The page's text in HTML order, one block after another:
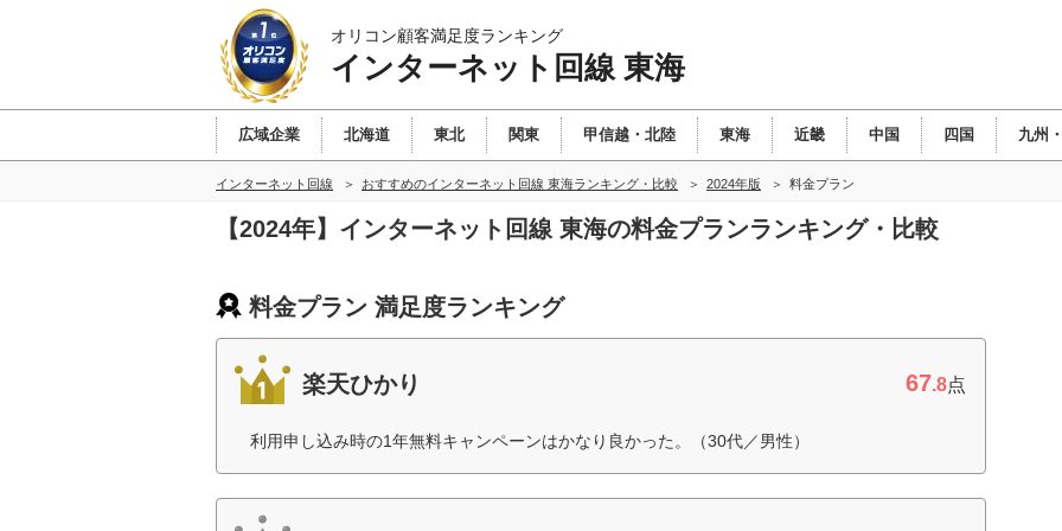
オリコン顧客満足度ランキング
インターネット回線 東海
広域企業 北海道 東北 関東 甲信越・北陸 東海 近畿 中国 四国 九州
インターネット回線 おすすめのインターネット回線 東海ランキング・比較 2024年版 料金プラン
【2024年】インターネット回線 東海の料金プランランキング・比較
料金プラン 満足度ランキング
楽天ひかり 67.8点
利用申し込み時の1年無料キャンペーンはかなり良かった。（30代／男性）